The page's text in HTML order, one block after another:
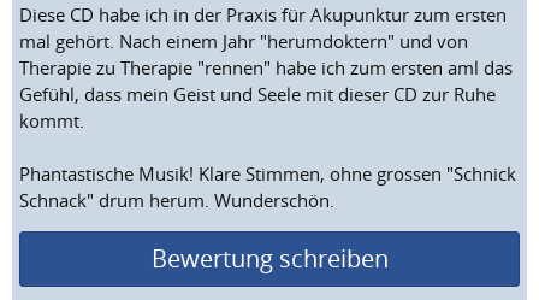
Diese CD habe ich in der Praxis für Akupunktur zum ersten
mal gehört. Nach einem Jahr "herumdoktern" und von
Therapie zu Therapie "rennen" habe ich zum ersten aml das
Gefühl, dass mein Geist und Seele mit dieser CD zur Ruhe
kommt.
Phantastische Musik! Klare Stimmen, ohne grossen "Schnick
Schnack" drum herum. Wunderschön.
Bewertung schreiben